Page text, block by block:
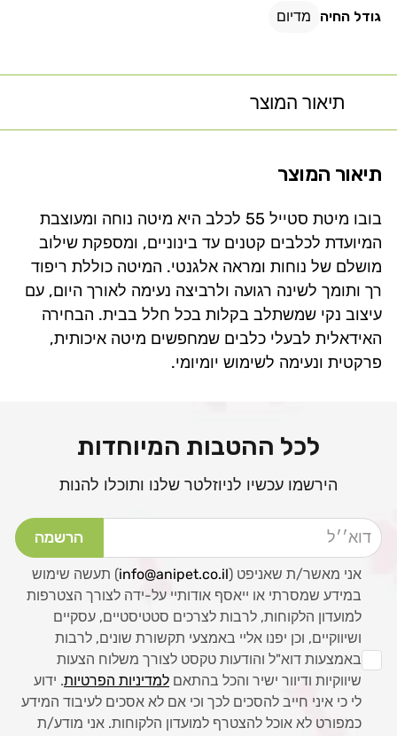
גודל החיה מדיום
תיאור המוצר
תיאור המוצר
בובו מיטת סטייל 55 לכלב היא מיטה נוחה ומעוצבת
המיועדת לכלבים קטנים עד בינוניים, ומספקת שילוב
מושלם של נוחות ומראה אלגנטי. המיטה כוללת ריפוד
רך ותומך לשינה רגועה ולרביצה נעימה לאורך היום, עם
עיצוב נקי שמשתלב בקלות בכל חלל בבית. הבחירה
האידאלית לבעלי כלבים שמחפשים מיטה איכותית,
פרקטית ונעימה לשימוש יומיומי.
לכל ההטבות המיוחדות
הירשמו עכשיו לניוזלטר שלנו ותוכלו להנות
דוא׳׳ל הרשמה
אני מאשר/ת שאניפט (info@anipet.co.il) תעשה שימוש
במידע שמסרתי או ייאסף אודותיי על-ידה לצורך הצטרפות
למועדון הלקוחות, לרבות לצרכים סטטיסטיים, עסקיים
ושיווקיים, וכן יפנו אליי באמצעי תקשורת שונים, לרבות
באמצעות דוא"ל והודעות טקסט לצורך משלוח הצעות
שיווקיות ודיוור ישיר והכל בהתאם למדיניות הפרטיות. ידוע
לי כי איני חייב להסכים לכך וכי אם לא אסכים לעיבוד המידע
כמפורט לא אוכל להצטרף למועדון הלקוחות. אני מודע/ת